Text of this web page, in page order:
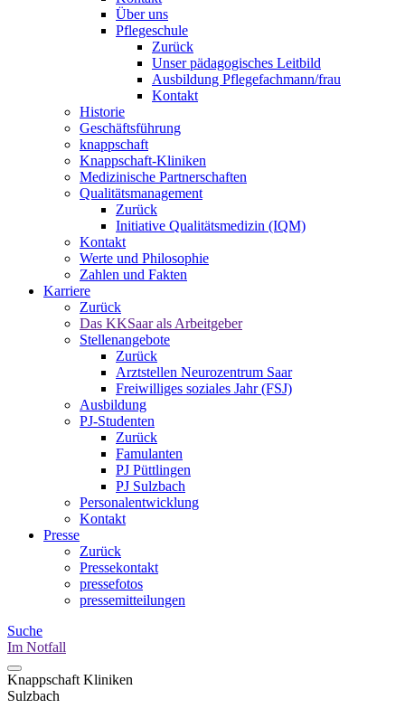
Über uns
Pflegeschule
Zurück
Unser pädagogisches Leitbild
Ausbildung Pflegefachmann/frau
Kontakt
Historie
Geschäftsführung
knappschaft
Knappschaft-Kliniken
Medizinische Partnerschaften
Qualitäts­management
Zurück
Initiative Qualitätsmedizin (IQM)
Kontakt
Werte und Philosophie
Zahlen und Fakten
Karriere
Zurück
Das KKSaar als Arbeitgeber
Stellenangebote
Zurück
Arztstellen Neurozentrum Saar
Freiwilliges soziales Jahr (FSJ)
Ausbildung
PJ-Studenten
Zurück
Famulanten
PJ Püttlingen
PJ Sulzbach
Personalentwicklung
Kontakt
Presse
Zurück
Pressekontakt
pressefotos
pressemitteilungen
Suche
Im Notfall
Knappschaft Kliniken
Sulzbach